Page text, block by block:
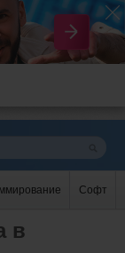
Софт
в